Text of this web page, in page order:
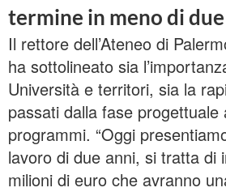
termine in meno di
Il rettore dell’Ateneo di
ha sottolineato sia
Università e territori, sia la
passati dalla fase progettuale
programmi. “Oggi
lavoro di due anni, si tratta di
milioni di euro che avranno